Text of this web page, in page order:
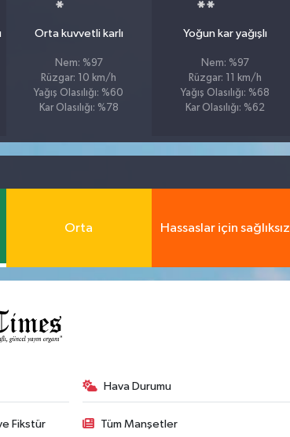
Orta kuvvetli karlı
Nem: %97
Rüzgar: 10 km/h
Yağış Olasılığı: %60
Kar Olasılığı: %78
Yoğun kar yağışlı
Nem: %97
Rüzgar: 11 km/h
Yağış Olasılığı: %68
Kar Olasılığı: %62
Orta Hassaslar için sağlıksız
Hava Durumu
Fikstür Tüm Manşetler